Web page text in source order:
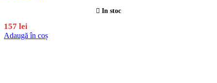
In stoc
157 lei
Adaugă în coș